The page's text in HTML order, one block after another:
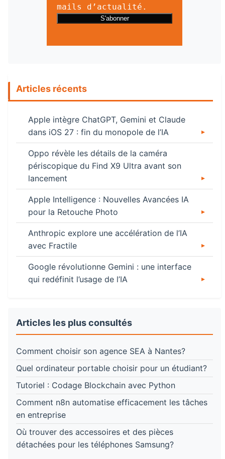
mails d’actualité.
Articles récents
Apple intègre ChatGPT, Gemini et Claude
dans iOS 27 : fin du monopole de l’IA
Oppo révèle les détails de la caméra
périscopique du Find X9 Ultra avant son
lancement
Apple Intelligence : Nouvelles Avancées IA
pour la Retouche Photo
Anthropic explore une accélération de l’IA
avec Fractile
Google révolutionne Gemini : une interface
qui redéfinit l’usage de l’IA
Articles les plus consultés
Comment choisir son agence SEA à Nantes?
Quel ordinateur portable choisir pour un étudiant?
Tutoriel : Codage Blockchain avec Python
Comment n8n automatise efficacement les tâches
en entreprise
Où trouver des accessoires et des pièces
détachées pour les téléphones Samsung?